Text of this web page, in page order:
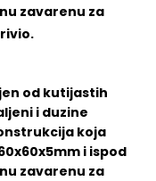
zavarenu za
od kutijastih
i duzine
koja
i ispod
zavarenu za